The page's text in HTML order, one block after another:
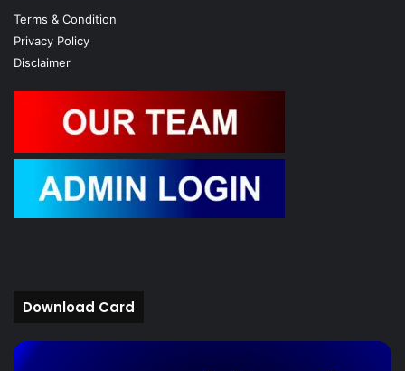
Terms & Condition
Privacy Policy
Disclaimer
Download Card